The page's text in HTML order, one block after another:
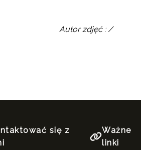
Autor zdjęć : /
się z
Ważne
linki